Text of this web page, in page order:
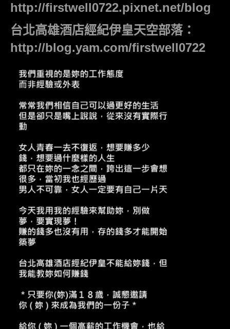
http://firstwell0722.pixnet.net/blog
台北高雄酒店經紀伊皇天空部落：
http://blog.yam.com/firstwell0722